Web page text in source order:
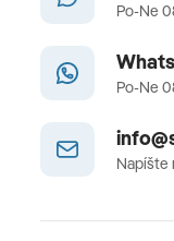
Po-Ne
Po-Ne
Napíšte